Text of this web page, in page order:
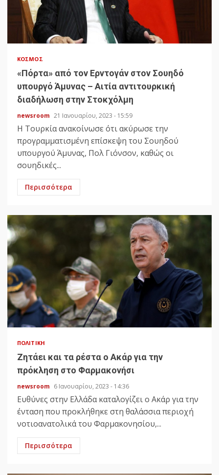
ΚΌΣΜΟΣ
«Πόρτα» από τον Ερντογάν στον Σουηδό
υπουργό Άμυνας – Αιτία αντιτουρκική
διαδήλωση στην Στοκχόλμη
newsroom 21 Ιανουαρίου, 2023 - 15:59
Η Τουρκία ανακοίνωσε ότι ακύρωσε την
προγραμματισμένη επίσκεψη του Σουηδού
υπουργού Άμυνας, Πολ Γιόνσον, καθώς οι
σουηδικές...
Περισσότερα
ΠΟΛΙΤΙΚΉ
Ζητάει και τα ρέστα ο Ακάρ για την
πρόκληση στο Φαρμακονήσι
newsroom 6 Ιανουαρίου, 2023 - 14:36
Ευθύνες στην Ελλάδα καταλογίζει ο Ακάρ για την
ένταση που προκλήθηκε στη θαλάσσια περιοχή
νοτιοανατολικά του Φαρμακονησίου,...
Περισσότερα